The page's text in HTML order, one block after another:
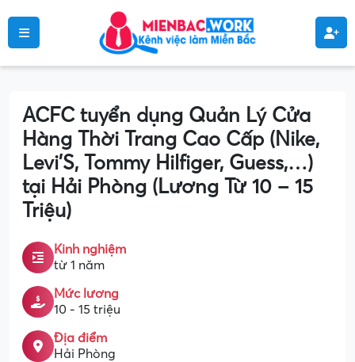
ACFC tuyển dụng Quản Lý Cửa
Hàng Thời Trang Cao Cấp (Nike,
Levi’S, Tommy Hilfiger, Guess,…)
tại Hải Phòng (Lương Từ 10 – 15
Triệu)
Kinh nghiệm
từ 1 năm
Mức lương
10 - 15 triệu
Địa điểm
Hải Phòng